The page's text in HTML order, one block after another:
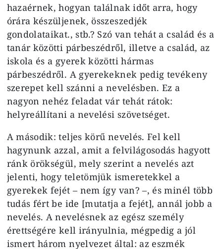
hazaérnek, hogyan találnak időt arra, hogy
órára készüljenek, összeszedjék
gondolataikat., stb.? Szó van tehát a család és a
tanár közötti párbeszédről, illetve a család, az
iskola és a gyerek közötti hármas
párbeszédről. A gyerekeknek pedig tevékeny
szerepet kell szánni a nevelésben. Ez a
nagyon nehéz feladat vár tehát rátok:
helyreállítani a nevelési szövetséget.
A második: teljes körű nevelés. Fel kell
hagynunk azzal, amit a felvilágosodás hagyott
ránk örökségül, mely szerint a nevelés azt
jelenti, hogy teletömjük ismeretekkel a
gyerekek fejét – nem így van? –, és minél több
tudás fért be ide [mutatja a fejét], annál jobb a
nevelés. A nevelésnek az egész személy
érettségére kell irányulnia, mégpedig a jól
ismert három nyelvezet által: az eszmék